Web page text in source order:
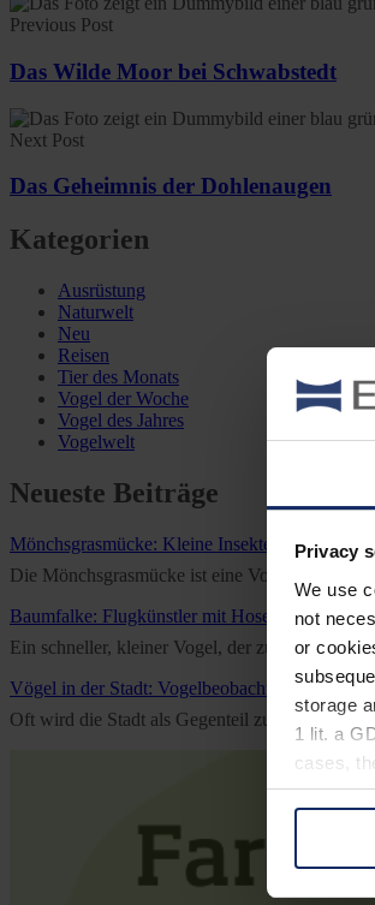
Privacy
We use
not
or
storage
1 lit. a
cases,
You
Previous Post
Das Wilde Moor bei Schwabstedt
Next Post
Das Geheimnis der Dohlenaugen
Kategorien
Ausrüstung
Naturwelt
Neu
Reisen
Tier des Monats
Vogel der Woche
Vogel des Jahres
Vogelwelt
Neueste Beiträge
Mönchsgrasmücke: Kleine Insektenjägerin
Die Mönchsgrasmücke ist eine Vogelart aus
Baumfalke: Flugkünstler mit Hose
Ein schneller, kleiner Vogel, der zum
Vögel in der Stadt: Vogelbeobachtung
Oft wird die Stadt als Gegenteil zur Natur